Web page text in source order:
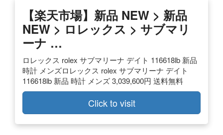
【楽天市場】新品 NEW > 新品
NEW > ロレックス > サブマリ
ーナ …
ロレックス rolex サブマリーナ デイト 116618lb 新品
時計 メンズロレックス rolex サブマリーナ デイト
116618lb 新品 時計 メンズ 3,039,600円 送料無料
Click to visit